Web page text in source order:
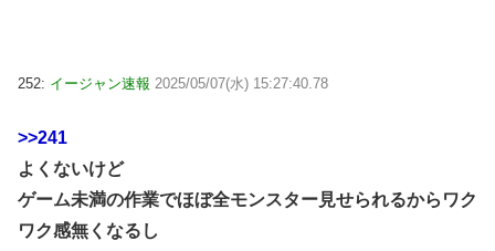
252: イージャン速報 2025/05/07(水) 15:27:40.78
>>241
よくないけど
ゲーム未満の作業でほぼ全モンスター見せられるからワク
ワク感無くなるし